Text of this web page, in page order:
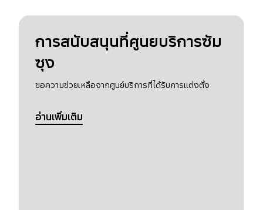
การสนับสนุนที่ศูนยบริการซัม
ซุง
ขอความช่วยเหลือจากศูนย์บริการที่ได้รับการแต่งตั้ง
อ่านเพิ่มเติม